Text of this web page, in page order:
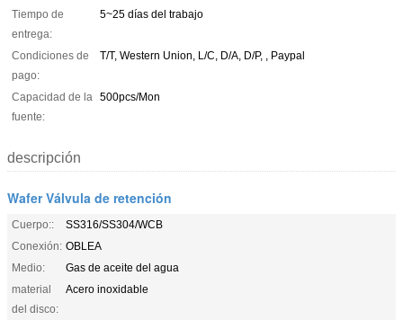
Tiempo de
entrega:
5~25 días del trabajo
Condiciones de
pago:
T/T, Western Union, L/C, D/A, D/P, , Paypal
Capacidad de la
fuente:
500pcs/Mon
descripción
Wafer Válvula de retención
Cuerpo::
SS316/SS304/WCB
Conexión: OBLEA
Medio:
Gas de aceite del agua
material
del disco:
Acero inoxidable